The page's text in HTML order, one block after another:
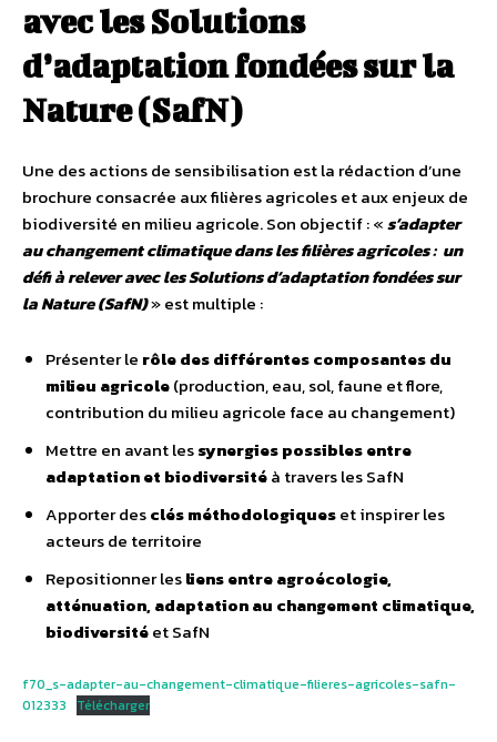
avec les Solutions
d’adaptation fondées sur la
Nature (SafN)
Une des actions de sensibilisation est la rédaction d’une
brochure consacrée aux filières agricoles et aux enjeux de
biodiversité en milieu agricole. Son objectif : «s’adapter
au changement climatique dans les filières agricoles : un
défi à relever avec les Solutions d’adaptation fondées sur
la Nature (SafN)» est multiple :
Présenter le rôle des différentes composantes du
milieu agricole(production, eau, sol, faune et flore,
contribution du milieu agricole face au changement)
Mettre en avant lessynergies possibles entre
adaptation et biodiversitéà travers les SafN
Apporter desclés méthodologiqueset inspirer les
acteurs de territoire
Repositionner lesliens entre agroécologie,
atténuation, adaptation au changement climatique,
biodiversitéet SafN
f70_s-adapter-au-changement-climatique-filieres-agricoles-safn-
012333
Télécharger